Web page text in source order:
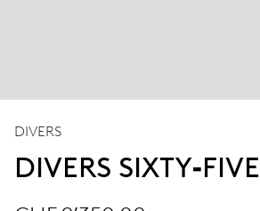
DIVERS
DIVERS SIXTY‑FIVE